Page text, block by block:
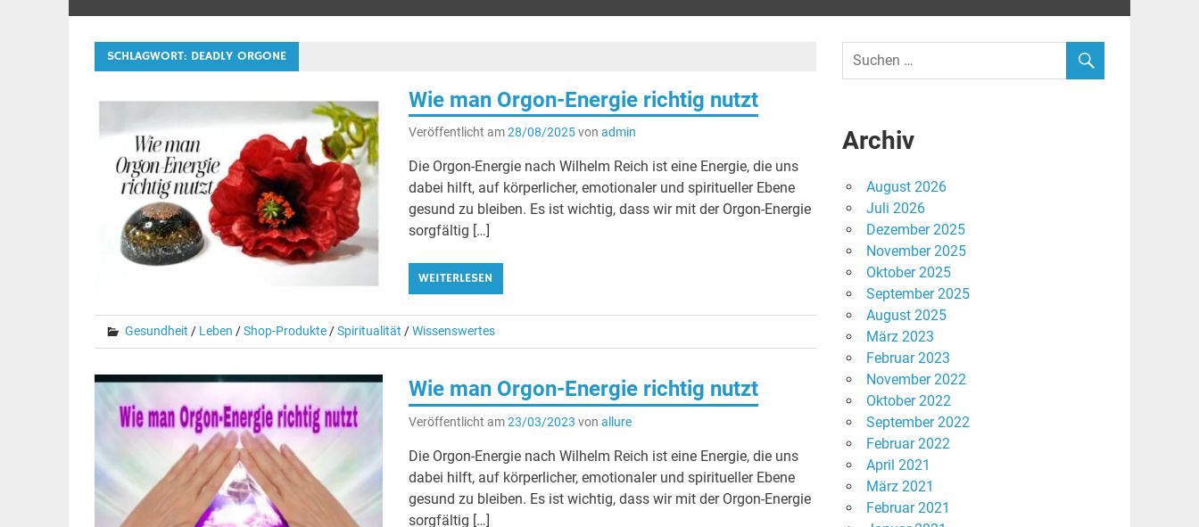
SCHLAGWORT: DEADLY ORGONE
Wie man Orgon-Energie richtig nutzt
Veröffentlicht am28/08/2025vonadmin
Die Orgon-Energie nach Wilhelm Reich ist eine Energie, die uns
dabei hilft, auf körperlicher, emotionaler und spiritueller Ebene
gesund zu bleiben. Es ist wichtig, dass wir mit der Orgon-Energie
sorgfältig […]
WEITERLESEN
Gesundheit / Leben /Shop-Produkte/Spiritualität /Wissenswertes
Wie man Orgon-Energie richtig nutzt
Veröffentlicht am23/03/2023 vonallure
Die Orgon-Energie nach Wilhelm Reich ist eine Energie, die uns
dabei hilft, auf körperlicher, emotionaler und spiritueller Ebene
gesund zu bleiben. Es ist wichtig, dass wir mit der Orgon-Energie
sorgfältig […]
Archiv
August 2026
Juli 2026
Dezember 2025
November 2025
Oktober 2025
September 2025
August 2025
März 2023
Februar 2023
November 2022
Oktober 2022
September 2022
Februar 2022
April 2021
März 2021
Februar 2021